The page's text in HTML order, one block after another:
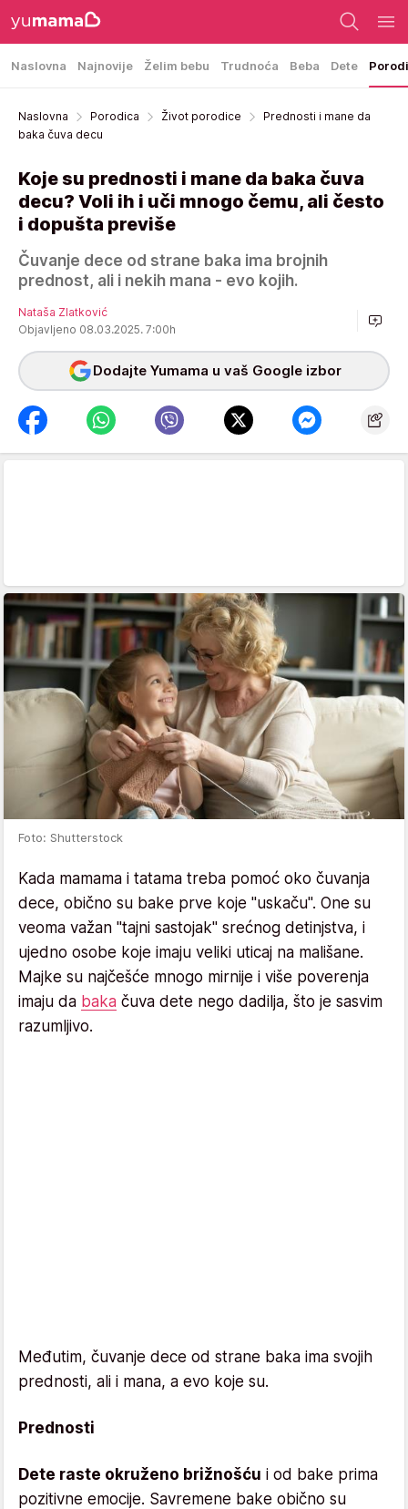
Naslovna Najnovije Želim bebu Trudnoća Beba Dete
Naslovna Porodica Život porodice
Prednosti i mane da
baka čuva decu
Koje su prednosti i mane da baka čuva
decu? Voli ih i uči mnogo čemu, ali često
i dopušta previše
Čuvanje dece od strane baka ima brojnih
prednost, ali i nekih mana - evo kojih.
Nataša Zlatković
Objavljeno 08.03.2025. 7:00h
Dodajte Yumama u vaš Google izbor
Foto: Shutterstock
Kada mamama i tatama treba pomoć oko čuvanja
dece, obično su bake prve koje "uskaču". One su
veoma važan "tajni sastojak" srećnog detinjstva, i
ujedno osobe koje imaju veliki uticaj na mališane.
Majke su najčešće mnogo mirnije i više poverenja
imaju da baka čuva dete nego dadilja, što je sasvim
razumljivo.
Međutim, čuvanje dece od strane baka ima svojih
prednosti, ali i mana, a evo koje su.
Prednosti
Dete raste okruženo brižnošću i od bake prima
pozitivne emocije. Savremene bake obično su